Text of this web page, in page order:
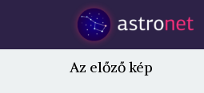
Az előző kép